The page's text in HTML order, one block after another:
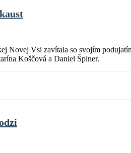
Novej Vsi zavítala so svojím
Koščová a Daniel Špiner.